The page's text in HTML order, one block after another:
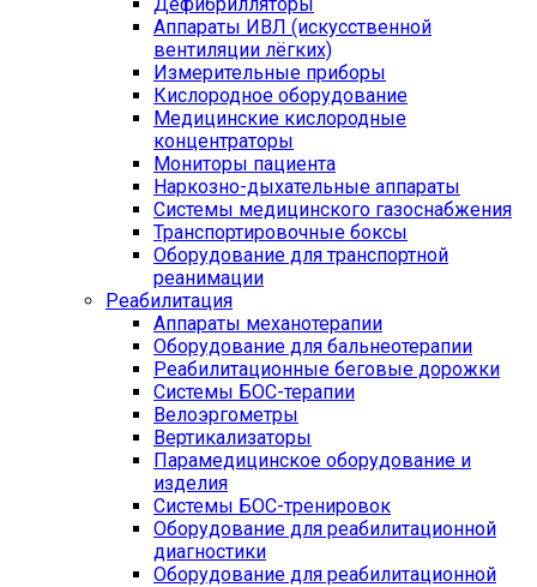
Аппараты ИВЛ (искусственной
вентиляции лёгких)
Измерительные приборы
Кислородное оборудование
Медицинские кислородные
концентраторы
Мониторы пациента
Наркозно-дыхательные аппараты
Системы медицинского газоснабжения
Транспортировочные боксы
Оборудование для транспортной
реанимации
Реабилитация
Аппараты механотерапии
Оборудование для бальнеотерапии
Реабилитационные беговые дорожки
Системы БОС-терапии
Велоэргометры
Вертикализаторы
Парамедицинское оборудование и
изделия
Системы БОС-тренировок
Оборудование для реабилитационной
диагностики
Оборудование для реабилитационной